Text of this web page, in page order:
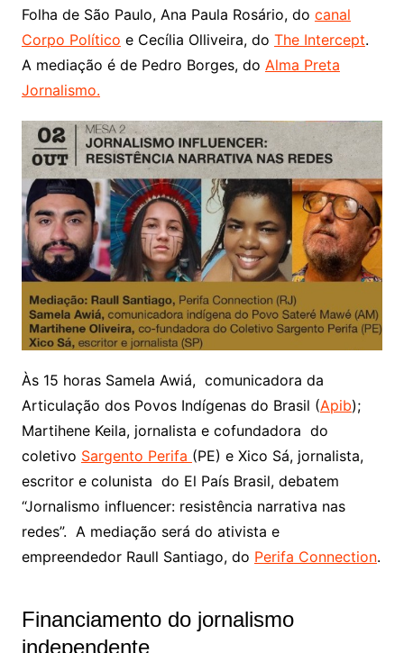
Folha de São Paulo, Ana Paula Rosário, do canal
Corpo Político e Cecília Olliveira, do The Intercept.
A mediação é de Pedro Borges, do Alma Preta
Jornalismo.
Às 15 horas Samela Awiá, comunicadora da
Articulação dos Povos Indígenas do Brasil (Apib);
Martihene Keila, jornalista e cofundadora do
coletivo Sargento Perifa (PE) e Xico Sá, jornalista,
escritor e colunista do El País Brasil, debatem
“Jornalismo influencer: resistência narrativa nas
redes”. A mediação será do ativista e
empreendedor Raull Santiago, do Perifa Connection.
Financiamento do jornalismo
independente